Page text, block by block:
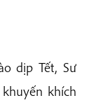
dịp Tết, Sư
khích